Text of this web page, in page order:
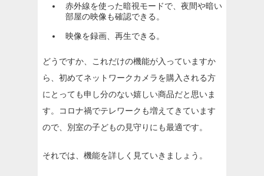
赤外線を使った暗視モードで、夜間や暗い
部屋の映像も確認できる。
映像を録画、再生できる。
どうですか、これだけの機能が入っていますか
ら、初めてネットワークカメラを購入される方
にとっても申し分のない嬉しい商品だと思いま
す。コロナ禍でテレワークも増えてきています
ので、別室の子どもの見守りにも最適です。
それでは、機能を詳しく見ていきましょう。